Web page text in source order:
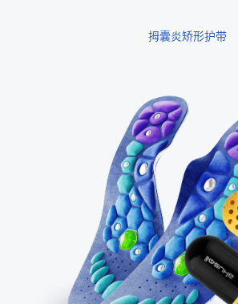
拇囊炎矫形护带